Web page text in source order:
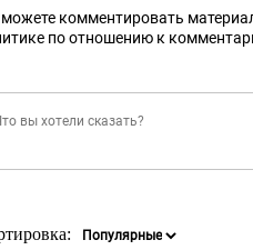
комментировать
по отношению к